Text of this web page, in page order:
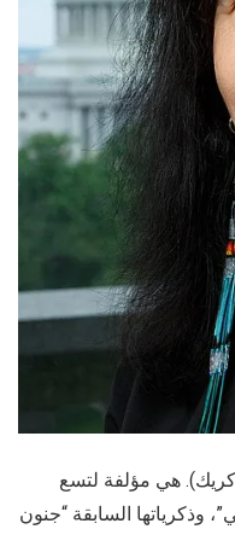
هي مؤلفة لتسع
وذكرياتها السابقة “جنون